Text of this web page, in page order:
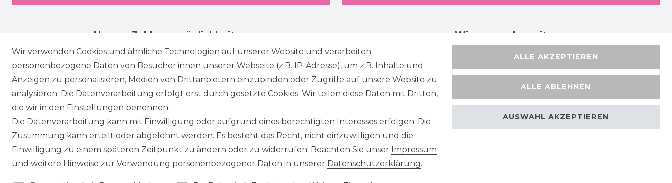
Unsere Zahlungsmöglichkeiten Wir versenden mit
Wir verwenden Cookies und ähnliche Technologien auf unserer Website und verarbeiten
personenbezogene Daten von Besucher:innen unserer Webseite (z.B. IP-Adresse), um z.B. Inhalte und
Anzeigen zu personalisieren, Medien von Drittanbietern einzubinden oder Zugriffe auf unsere Website zu
analysieren. Die Datenverarbeitung erfolgt erst durch gesetzte Cookies. Wir teilen diese Daten mit Dritten,
die wir in den Einstellungen benennen.
Die Datenverarbeitung kann mit Einwilligung oder aufgrund eines berechtigten Interesses erfolgen. Die
Zustimmung kann erteilt oder abgelehnt werden. Es besteht das Recht, nicht einzuwilligen und die
Einwilligung zu einem späteren Zeitpunkt zu ändern oder zu widerrufen. Beachten Sie unser Impressum
und weitere Hinweise zur Verwendung personenbezogener Daten in unserer Daten­schutz­erklärung.
ALLE AKZEPTIEREN
ALLE ABLEHNEN
AUSWAHL AKZEPTIEREN